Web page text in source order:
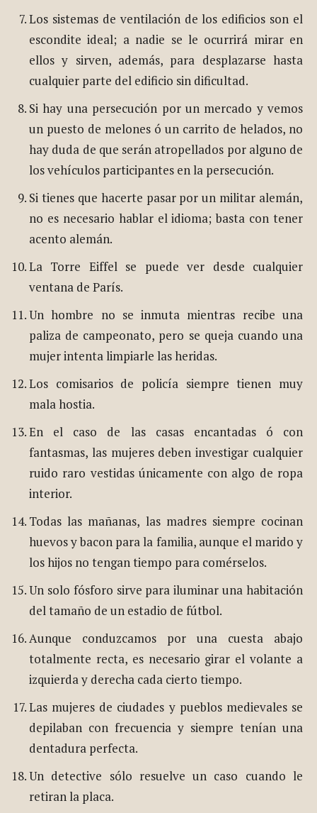
Los sistemas de ventilación de los edificios son el
escondite ideal; a nadie se le ocurrirá mirar en
ellos y sirven, además, para desplazarse hasta
cualquier parte del edificio sin dificultad.
Si hay una persecución por un mercado y vemos
un puesto de melones ó un carrito de helados, no
hay duda de que serán atropellados por alguno de
los vehículos participantes en la persecución.
Si tienes que hacerte pasar por un militar alemán,
no es necesario hablar el idioma; basta con tener
acento alemán.
La Torre Eiffel se puede ver desde cualquier
ventana de París.
Un hombre no se inmuta mientras recibe una
paliza de campeonato, pero se queja cuando una
mujer intenta limpiarle las heridas.
Los comisarios de policía siempre tienen muy
mala hostia.
En el caso de las casas encantadas ó con
fantasmas, las mujeres deben investigar cualquier
ruido raro vestidas únicamente con algo de ropa
interior.
Todas las mañanas, las madres siempre cocinan
huevos y bacon para la familia, aunque el marido y
los hijos no tengan tiempo para comérselos.
Un solo fósforo sirve para iluminar una habitación
del tamaño de un estadio de fútbol.
Aunque conduzcamos por una cuesta abajo
totalmente recta, es necesario girar el volante a
izquierda y derecha cada cierto tiempo.
Las mujeres de ciudades y pueblos medievales se
depilaban con frecuencia y siempre tenían una
dentadura perfecta.
Un detective sólo resuelve un caso cuando le
retiran la placa.